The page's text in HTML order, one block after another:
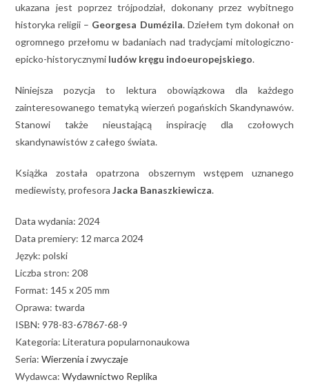
ukazana jest poprzez trójpodział, dokonany przez wybitnego
historyka religii – Georgesa Dumézila. Dziełem tym dokonał on
ogromnego przełomu w badaniach nad tradycjami mitologiczno-
epicko-historycznymi ludów kręgu indoeuropejskiego.
Niniejsza pozycja to lektura obowiązkowa dla każdego
zainteresowanego tematyką wierzeń pogańskich Skandynawów.
Stanowi także nieustającą inspirację dla czołowych
skandynawistów z całego świata.
Książka została opatrzona obszernym wstępem uznanego
mediewisty, profesoraJacka Banaszkiewicza.
Data wydania: 2024
Data premiery: 12 marca 2024
Język: polski
Liczba stron: 208
Format: 145 x 205 mm
Oprawa: twarda
ISBN: 978-83-67867-68-9
Kategoria: Literatura popularnonaukowa
Seria:Wierzenia i zwyczaje
Wydawca:Wydawnictwo Replika